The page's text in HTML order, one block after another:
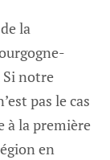
la
notre
pas le cas
à la première
en